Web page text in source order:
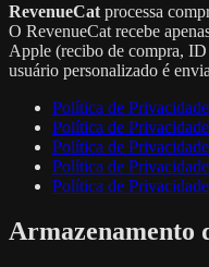
RevenueCat processa
O RevenueCat recebe
Apple (recibo de compra,
usuário personalizado é
Política de
Política de
Política de
Política de
Política de
Armazenamento